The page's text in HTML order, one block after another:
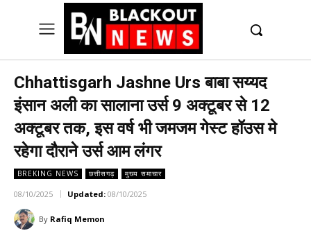
Chhattisgarh Jashne Urs बाबा सय्यद
इंसान अली का सालाना उर्स 9 अक्टूबर से 12
अक्टूबर तक, इस वर्ष भी जमजम गेस्ट हॉउस मे
रहेगा दौराने उर्स आम लंगर
BREKING NEWS छत्तीसगढ़ मुख्य समाचार
08/10/2025 Updated: 08/10/2025
By Rafiq Memon